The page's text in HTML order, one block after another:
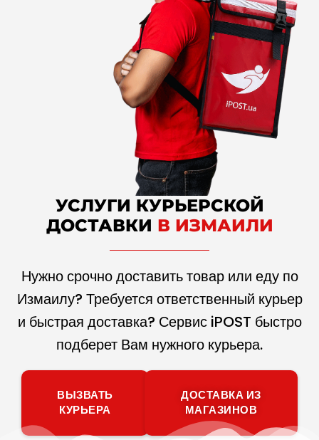
УСЛУГИ КУРЬЕРСКОЙ
ДОСТАВКИ В ИЗМАИЛИ
Нужно срочно доставить товар или еду по
Измаилу? Требуется ответственный курьер
и быстрая доставка? Сервис iPOST быстро
подберет Вам нужного курьера.
ВЫЗВАТЬ
КУРЬЕРА
ДОСТАВКА ИЗ
МАГАЗИНОВ